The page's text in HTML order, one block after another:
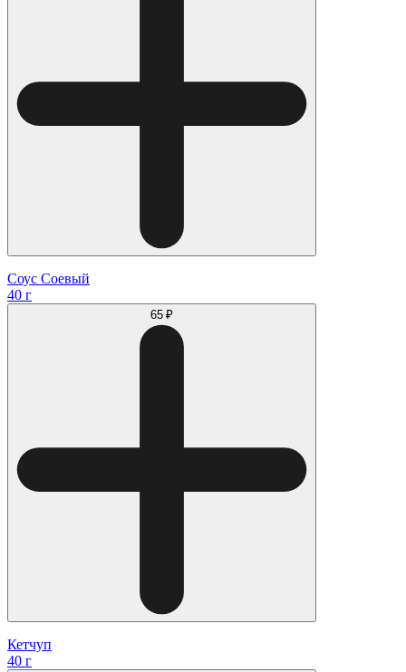
Соус Соевый
40 г
65 ₽
Кетчуп
40 г